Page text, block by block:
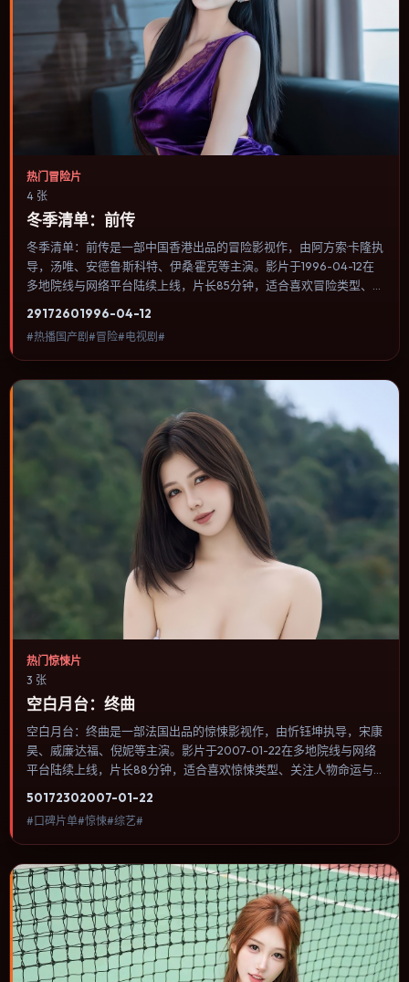
热门冒险片
4 张
冬季清单：前传
冬季清单：前传是一部中国香港出品的冒险影视作，由阿方索·卡隆执
导，汤唯、安德鲁·斯科特、伊桑·霍克等主演。影片于1996-04-12在
多地院线与网络平台陆续上线，片长85分钟，适合喜欢冒险类型、关
进，节奏与视听语言统一，可作为休闲观影或类型片补片的选择。
29172601996-04-12
#热播国产剧#冒险#电视剧#
热门惊悚片
3 张
空白月台：终曲
空白月台：终曲是一部法国出品的惊悚影视作，由忻钰坤执导，宋康
昊、威廉·达福、倪妮等主演。影片于2007-01-22在多地院线与网络
平台陆续上线，片长88分钟，适合喜欢惊悚类型、关注人物命运与
一，可作为休闲观影或类型片补片的选择。
50172302007-01-22
#口碑片单#惊悚#综艺#